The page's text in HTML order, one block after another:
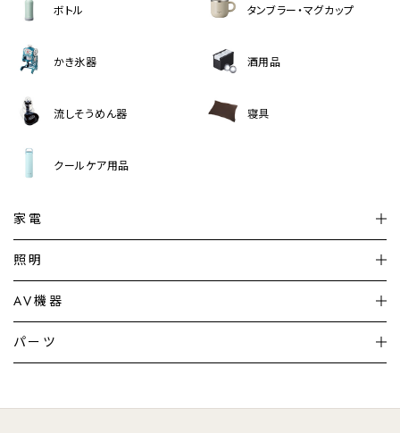
ボトル タンブラー・マグカップ
かき氷器 酒用品
流しそうめん器 寝具
クールケア用品
家電
加湿器・空気清浄機
暖房機 掃除機
調理家電 生活家電
照明
シーリングライト
デスクライト
AV機器
テレビ
パーツ